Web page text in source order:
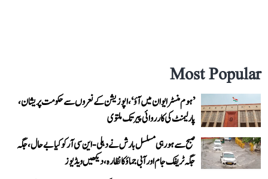
Most Popular
’ہوم منسٹر ایوان میں آؤ‘، اپوزیشن کے نعروں سے حکومت پریشان،
پارلیمنٹ کی کارروائی پیر تک ملتوی
صبح سے ہو رہی مسلسل بارش نے دہلی-این سی آر کو کیا بے حال، جگہ
جگہ ٹریفک جام اور آبی جماؤ کا نظارہ، دیکھیں ویڈیوز